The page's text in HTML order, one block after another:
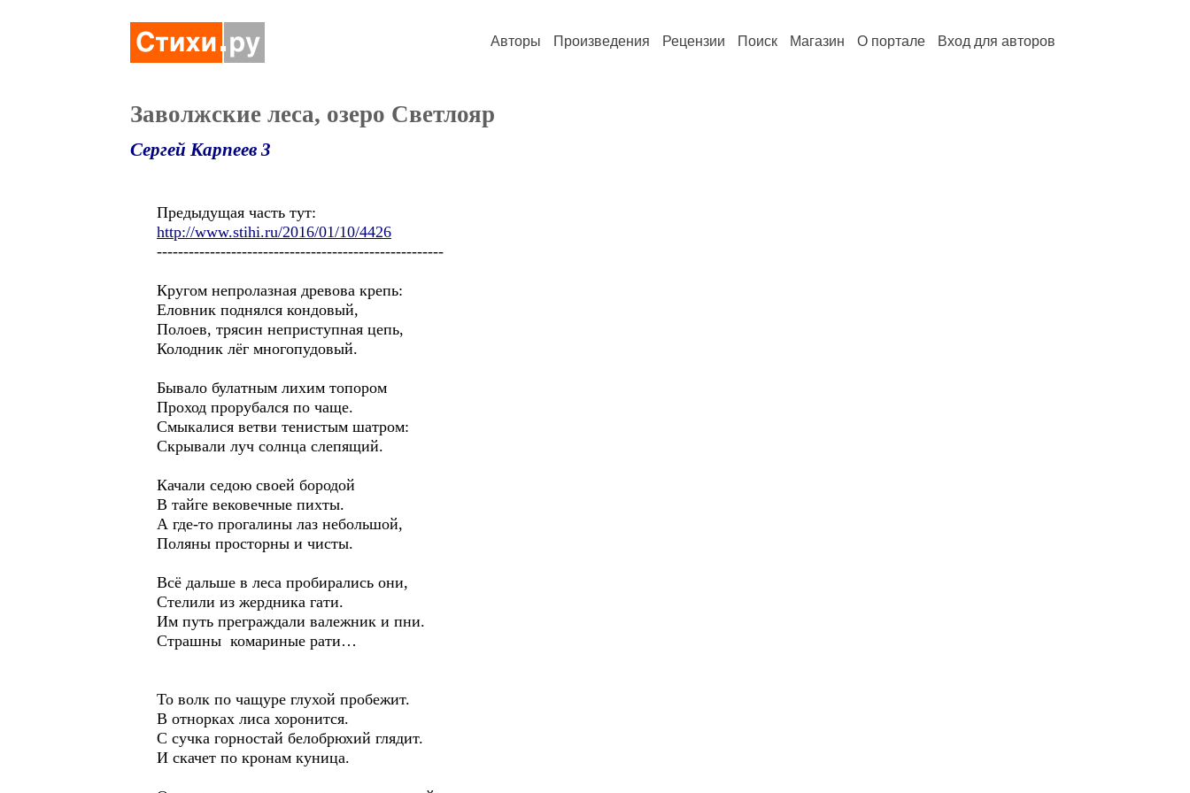
Авторы Произведения Рецензии Поиск Магазин О портале Вход для авторов
Заволжские леса, озеро Светлояр
Сергей Карпеев 3
Предыдущая часть тут:
http://www.stihi.ru/2016/01/10/4426
------------------------------------------------------
Кругом непролазная древова крепь:
Еловник поднялся кондовый,
Полоев, трясин неприступная цепь,
Колодник лёг многопудовый.
Бывало булатным лихим топором
Проход прорубался по чаще.
Смыкалися ветви тенистым шатром:
Скрывали луч солнца слепящий.
Качали седою своей бородой
В тайге вековечные пихты.
А где-то прогалины лаз небольшой,
Поляны просторны и чисты.
Всё дальше в леса пробирались они,
Стелили из жердника гати.
Им путь преграждали валежник и пни.
Страшны комариные рати…
То волк по чащуре глухой пробежит.
В отнорках лиса хоронится.
С сучка горностай белобрюхий глядит.
И скачет по кронам куница.